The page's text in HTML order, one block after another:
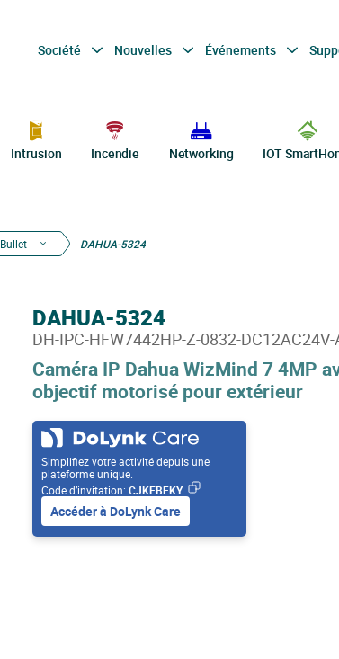
Société Nouvelles Événements
Intrusion Incendie Networking IOT
Bullet DAHUA-5324
Caméra IP Dahua WizMind 7 4MP
objectif motorisé pour extérieur
DAHUA-5324
DH-IPC-HFW7442HP-Z-0832-DC12AC24V-
Simplifiez votre activité depuis une
plateforme unique.
Code d’invitation: CJKEBFKY
Accéder à DoLynk Care